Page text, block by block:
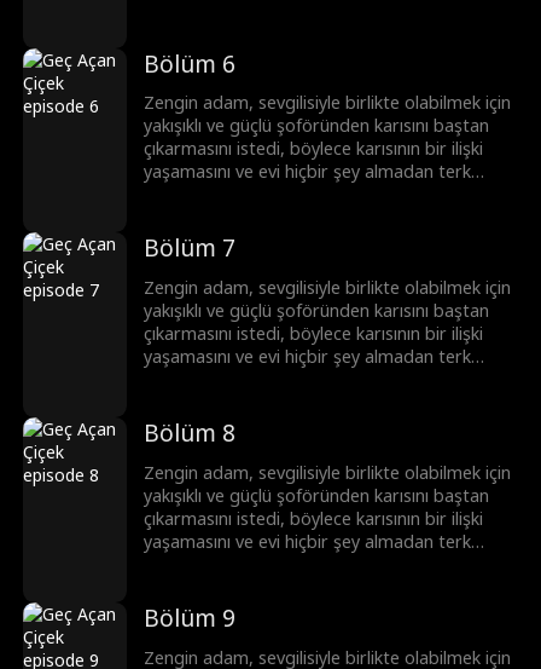
sevgilisi ceza aldı. Şoför de ayakları yere
basmanın önemini anladı ve köye geri döndü.
Bölüm 6
Zengin adam, sevgilisiyle birlikte olabilmek için
yakışıklı ve güçlü şoföründen karısını baştan
çıkarmasını istedi, böylece karısının bir ilişki
yaşamasını ve evi hiçbir şey almadan terk
sevgilisi ceza aldı. Şoför de ayakları yere
basmanın önemini anladı ve köye geri döndü.
Bölüm 7
Zengin adam, sevgilisiyle birlikte olabilmek için
yakışıklı ve güçlü şoföründen karısını baştan
çıkarmasını istedi, böylece karısının bir ilişki
yaşamasını ve evi hiçbir şey almadan terk
sevgilisi ceza aldı. Şoför de ayakları yere
basmanın önemini anladı ve köye geri döndü.
Bölüm 8
Zengin adam, sevgilisiyle birlikte olabilmek için
yakışıklı ve güçlü şoföründen karısını baştan
çıkarmasını istedi, böylece karısının bir ilişki
yaşamasını ve evi hiçbir şey almadan terk
sevgilisi ceza aldı. Şoför de ayakları yere
basmanın önemini anladı ve köye geri döndü.
Bölüm 9
Zengin adam, sevgilisiyle birlikte olabilmek için